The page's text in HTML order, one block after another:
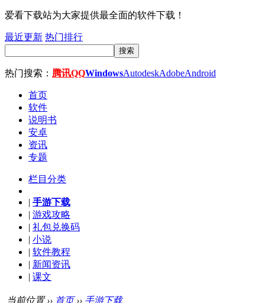
爱看下载站为大家提供最全面的软件下载！
最近更新 热门排行
搜索
热门搜索： 腾讯QQWindowsAutodeskAdobeAndroid
首页
软件
说明书
安卓
资讯
专题
栏目分类
| 手游下载
| 游戏攻略
| 礼包兑换码
| 小说
| 软件教程
| 新闻资讯
| 课文
当前位置 ›› 首页›› 手游下载